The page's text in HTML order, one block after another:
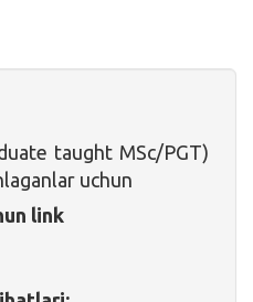
taught MSc/PGT)
uchun
link